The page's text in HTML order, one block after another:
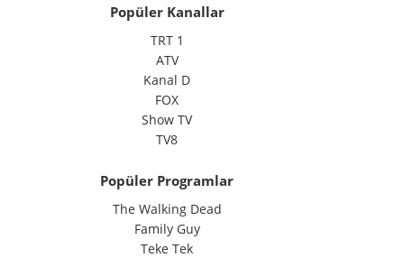
Popüler Kanallar
TRT 1
ATV
Kanal D
FOX
Show TV
TV8
Popüler Programlar
The Walking Dead
Family Guy
Teke Tek